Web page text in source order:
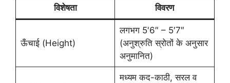
विशेषता विवरण
ऊँचाई (Height)
लगभग 5′6″ – 5′7″
(अनुश्रुति स्रोतों के अनुसार
अनुमानित)
मध्यम कद-काठी, सरल व